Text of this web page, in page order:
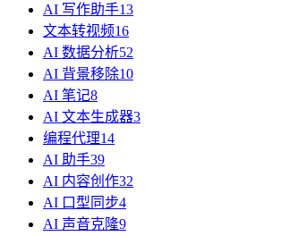
AI 写作助手13
文本转视频16
AI 数据分析52
AI 背景移除10
AI 笔记8
AI 文本生成器3
编程代理14
AI 助手39
AI 内容创作32
AI 口型同步4
AI 声音克隆9